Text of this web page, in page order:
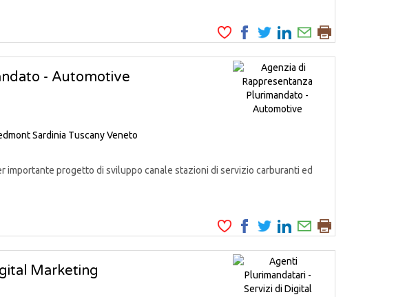
- Automotive
Sardinia TuscanyVeneto
importante progetto di sviluppo canale stazioni di servizio carburanti ed
Marketing